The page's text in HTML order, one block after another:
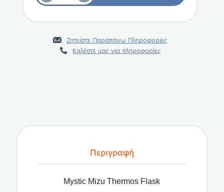
Ζητείστε Παραπάνω Πληροφορίες
Καλέστε μας για πληροφορίες
Περιγραφή
Mystic Mizu Thermos Flask